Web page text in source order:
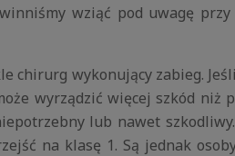
wziąć pod uwagę
chirurg wykonujący zabieg.
wyrządzić więcej szkód
lub nawet
na klasę 1. Są jednak